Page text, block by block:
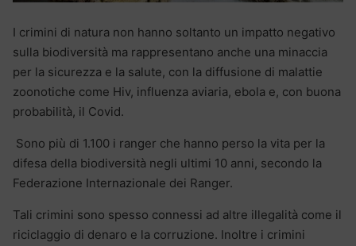
I crimini di natura non hanno soltanto un impatto negativo
sulla biodiversità ma rappresentano anche una minaccia
per la sicurezza e la salute, con la diffusione di malattie
zoonotiche come Hiv, influenza aviaria, ebola e, con buona
probabilità, il Covid.
Sono più di 1.100 i ranger che hanno perso la vita per la
difesa della biodiversità negli ultimi 10 anni, secondo la
Federazione Internazionale dei Ranger.
Tali crimini sono spesso connessi ad altre illegalità come il
riciclaggio di denaro e la corruzione. Inoltre i crimini